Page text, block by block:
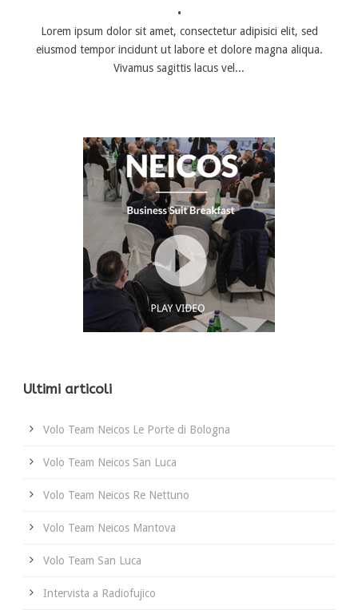
•
Lorem ipsum dolor sit amet, consectetur adipisici elit, sed
eiusmod tempor incidunt ut labore et dolore magna aliqua.
Vivamus sagittis lacus vel...
Ultimi articoli
Volo Team Neicos Le Porte di Bologna
Volo Team Neicos San Luca
Volo Team Neicos Re Nettuno
Volo Team Neicos Mantova
Volo Team San Luca
Intervista a Radiofujico